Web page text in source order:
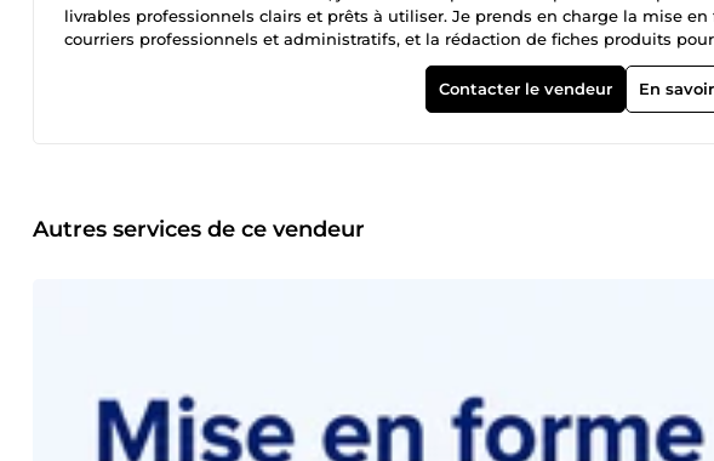
livrables professionnels clairs et prêts à utiliser. Je prends en charge la mise
courriers professionnels et administratifs, et la rédaction de fiches produits
corrigé manuellement avant envoi. Vous recevez un fichier propre, clair et
Contacter le vendeur
En
Autres services de ce vendeur